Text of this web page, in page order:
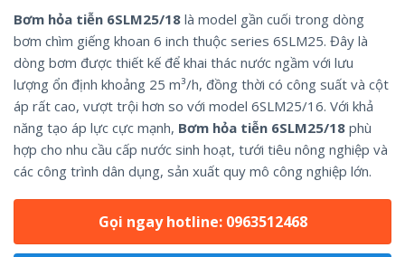
Bơm hỏa tiễn 6SLM25/18 là model gần cuối trong dòng
bơm chìm giếng khoan 6 inch thuộc series 6SLM25. Đây là
dòng bơm được thiết kế để khai thác nước ngầm với lưu
lượng ổn định khoảng 25 m³/h, đồng thời có công suất và cột
áp rất cao, vượt trội hơn so với model 6SLM25/16. Với khả
năng tạo áp lực cực mạnh, Bơm hỏa tiễn 6SLM25/18 phù
hợp cho nhu cầu cấp nước sinh hoạt, tưới tiêu nông nghiệp và
các công trình dân dụng, sản xuất quy mô công nghiệp lớn.
Gọi ngay hotline: 0963512468